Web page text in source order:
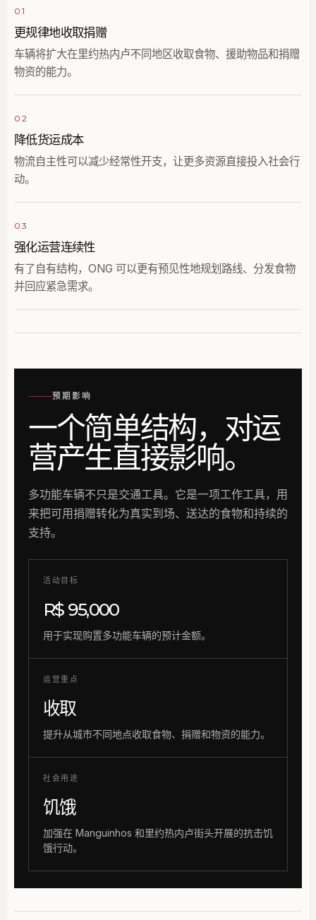
01
更规律地收取捐赠
车辆将扩大在里约热内卢不同地区收取食物、援助物品和捐赠
物资的能力。
02
降低货运成本
物流自主性可以减少经常性开支，让更多资源直接投入社会行
动。
03
强化运营连续性
有了自有结构，ONG 可以更有预见性地规划路线、分发食物
并回应紧急需求。
预期影响
一个简单结构，对运
营产生直接影响。
多功能车辆不只是交通工具。它是一项工作工具，用
来把可用捐赠转化为真实到场、送达的食物和持续的
支持。
活动目标
R$ 95,000
用于实现购置多功能车辆的预计金额。
运营重点
收取
提升从城市不同地点收取食物、捐赠和物资的能力。
社会用途
饥饿
加强在 Manguinhos 和里约热内卢街头开展的抗击饥
饿行动。